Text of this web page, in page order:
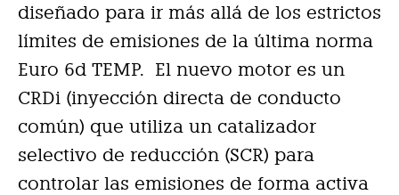
diseñado para ir más allá de los estrictos
límites de emisiones de la última norma
Euro 6d TEMP. El nuevo motor es un
CRDi (inyección directa de conducto
común) que utiliza un catalizador
selectivo de reducción (SCR) para
controlar las emisiones de forma activa